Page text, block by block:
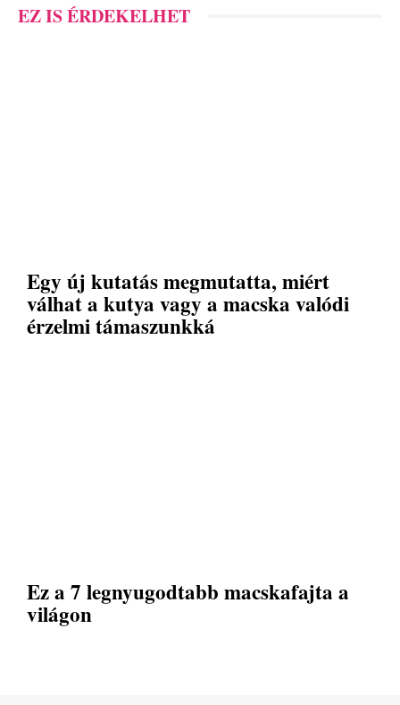
EZ IS ÉRDEKELHET
Egy új kutatás megmutatta, miért
válhat a kutya vagy a macska valódi
érzelmi támaszunkká
Ez a 7 legnyugodtabb macskafajta a
világon